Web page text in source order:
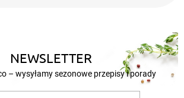
NEWSLETTER
– wysyłamy sezonowe przepisy i porady